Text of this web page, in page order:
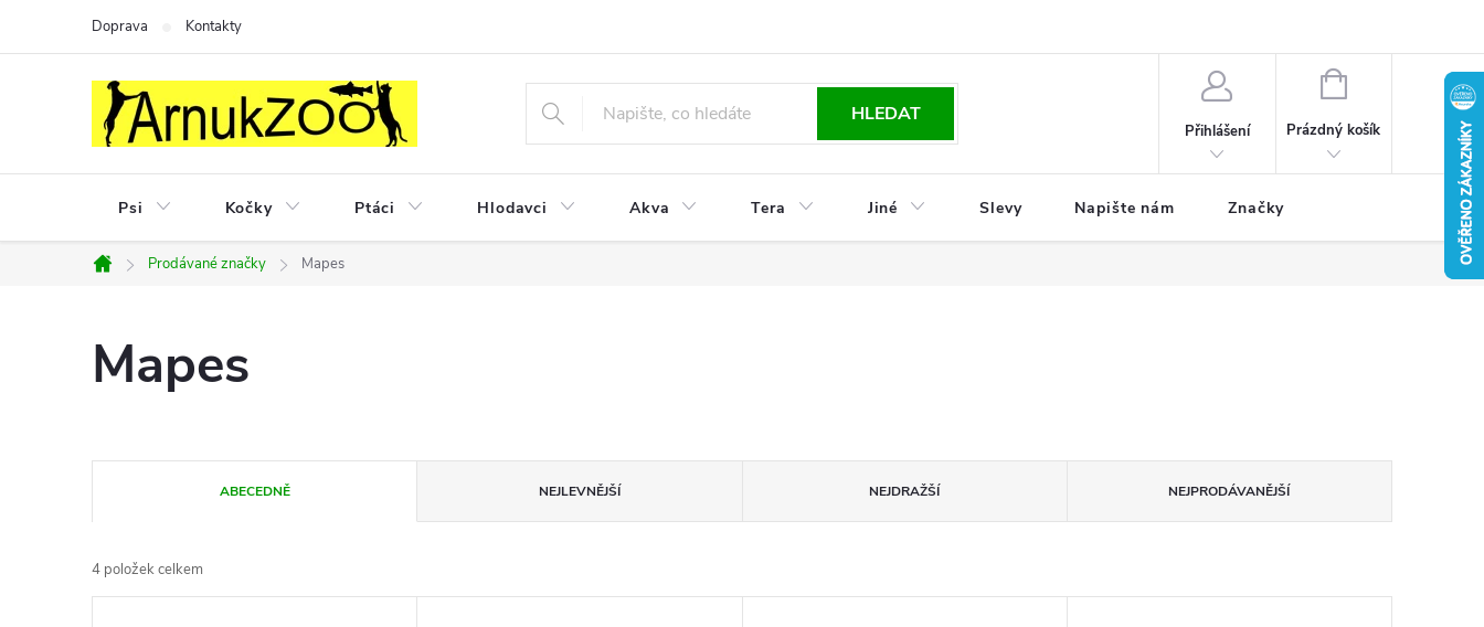
Doprava Kontakty
HLEDAT
Přihlášení
NÁKUPNÍ
Prázdný košík
Psi Kočky Ptáci Hlodavci Akva Tera Jiné Slevy Napište nám Značky
Domů
Prodávané značky Mapes
Mapes
a
z
ABECEDNĚ NEJLEVNĚJŠÍ NEJDRAŽŠÍ NEJPRODÁVANĚJŠÍ
4 položek celkem